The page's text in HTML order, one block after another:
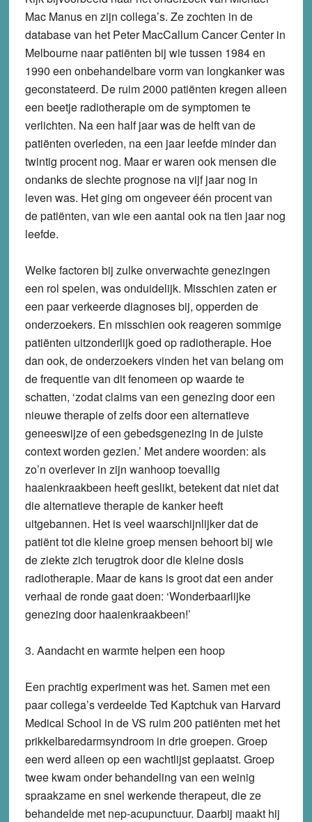
Mac Manus en zijn collega’s. Ze zochten in de
database van het Peter MacCallum Cancer Center in
Melbourne naar patiënten bij wie tussen 1984 en
1990 een onbehandelbare vorm van longkanker was
geconstateerd. De ruim 2000 patiënten kregen alleen
een beetje radiotherapie om de symptomen te
verlichten. Na een half jaar was de helft van de
patiënten overleden, na een jaar leefde minder dan
twintig procent nog. Maar er waren ook mensen die
ondanks de slechte prognose na vijf jaar nog in
leven was. Het ging om ongeveer één procent van
de patiënten, van wie een aantal ook na tien jaar nog
leefde.
Welke factoren bij zulke onverwachte genezingen
een rol spelen, was onduidelijk. Misschien zaten er
een paar verkeerde diagnoses bij, opperden de
onderzoekers. En misschien ook reageren sommige
patiënten uitzonderlijk goed op radiotherapie. Hoe
dan ook, de onderzoekers vinden het van belang om
de frequentie van dit fenomeen op waarde te
schatten, ‘zodat claims van een genezing door een
nieuwe therapie of zelfs door een alternatieve
geneeswijze of een gebedsgenezing in de juiste
context worden gezien.’ Met andere woorden: als
zo’n overlever in zijn wanhoop toevallig
haaienkraakbeen heeft geslikt, betekent dat niet dat
die alternatieve therapie de kanker heeft
uitgebannen. Het is veel waarschijnlijker dat de
patiënt tot die kleine groep mensen behoort bij wie
de ziekte zich terugtrok door die kleine dosis
radiotherapie. Maar de kans is groot dat een ander
verhaal de ronde gaat doen: ‘Wonderbaarlijke
genezing door haaienkraakbeen!’
3. Aandacht en warmte helpen een hoop
Een prachtig experiment was het. Samen met een
paar collega’s verdeelde Ted Kaptchuk van Harvard
Medical School in de VS ruim 200 patiënten met het
prikkelbaredarmsyndroom in drie groepen. Groep
een werd alleen op een wachtlijst geplaatst. Groep
twee kwam onder behandeling van een weinig
spraakzame en snel werkende therapeut, die ze
behandelde met nep-acupunctuur. Daarbij maakt hij